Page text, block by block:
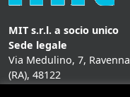
MIT s.r.l. a socio unico
Sede legale
Via Medulino, 7, Ravenna
(RA), 48122